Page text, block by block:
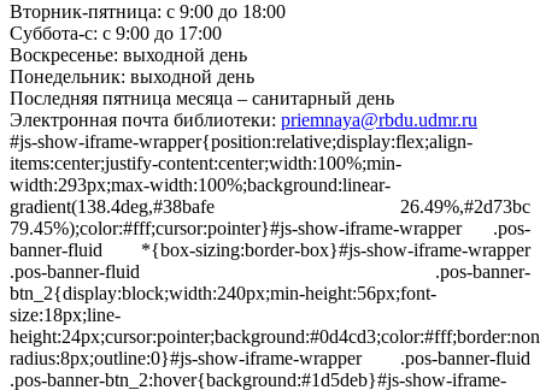
Вторник-пятница: с 9:00 до 18:00
Суббота-с: с 9:00 до 17:00
Воскресенье: выходной день
Понедельник: выходной день
Последняя пятница месяца – санитарный день
Электронная почта библиотеки: priemnaya@rbdu.udmr.ru
#js-show-iframe-wrapper{position:relative;display:flex;align-
items:center;justify-content:center;width:100%;min-
width:293px;max-width:100%;background:linear-
gradient(138.4deg,#38bafe 26.49%,#2d73bc
79.45%);color:#fff;cursor:pointer}#js-show-iframe-wrapper .pos-
banner-fluid *{box-sizing:border-box}#js-show-iframe-wrapper
.pos-banner-fluid .pos-banner-
btn_2{display:block;width:240px;min-height:56px;font-
size:18px;line-
radius:8px;outline:0}#js-show-iframe-wrapper .pos-banner-fluid
.pos-banner-btn_2:hover{background:#1d5deb}#js-show-iframe-